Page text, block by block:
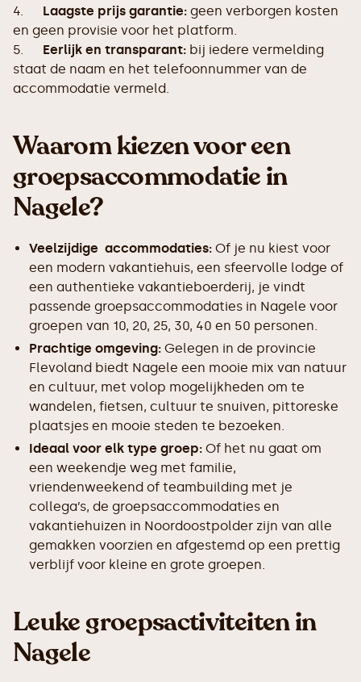
4. Laagste prijs garantie: geen verborgen kosten
en geen provisie voor het platform.
5. Eerlijk en transparant: bij iedere vermelding
staat de naam en het telefoonnummer van de
accommodatie vermeld.
Waarom kiezen voor een
groepsaccommodatie in
Nagele?
Veelzijdige accommodaties: Of je nu kiest voor
een modern vakantiehuis, een sfeervolle lodge of
een authentieke vakantieboerderij, je vindt
passende groepsaccommodaties in Nagele voor
groepen van 10, 20, 25, 30, 40 en 50 personen.
Prachtige omgeving: Gelegen in de provincie
Flevoland biedt Nagele een mooie mix van natuur
en cultuur, met volop mogelijkheden om te
wandelen, fietsen, cultuur te snuiven, pittoreske
plaatsjes en mooie steden te bezoeken.
Ideaal voor elk type groep: Of het nu gaat om
een weekendje weg met familie,
vriendenweekend of teambuilding met je
collega’s, de groepsaccommodaties en
vakantiehuizen in Noordoostpolder zijn van alle
gemakken voorzien en afgestemd op een prettig
verblijf voor kleine en grote groepen.
Leuke groepsactiviteiten in
Nagele